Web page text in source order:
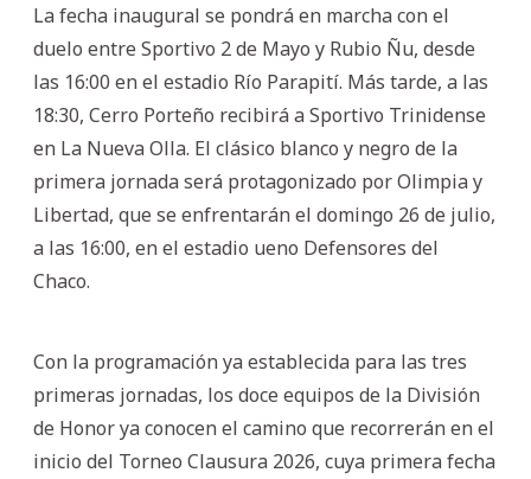
La fecha inaugural se pondrá en marcha con el
duelo entre Sportivo 2 de Mayo y Rubio Ñu, desde
las 16:00 en el estadio Río Parapití. Más tarde, a las
18:30, Cerro Porteño recibirá a Sportivo Trinidense
en La Nueva Olla. El clásico blanco y negro de la
primera jornada será protagonizado por Olimpia y
Libertad, que se enfrentarán el domingo 26 de julio,
a las 16:00, en el estadio ueno Defensores del
Chaco.
Con la programación ya establecida para las tres
primeras jornadas, los doce equipos de la División
de Honor ya conocen el camino que recorrerán en el
inicio del Torneo Clausura 2026, cuya primera fecha